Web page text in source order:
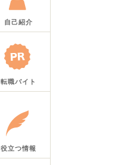
自己紹介
転職バイト
役立つ情報